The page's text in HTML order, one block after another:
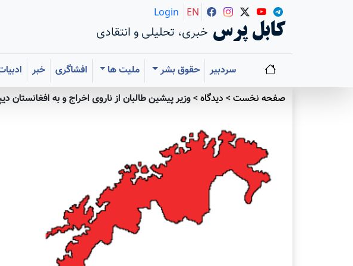
کابل پرس خبری، تحلیلی و انتقادی
Login EN
سردبیر حقوق بشر ملیت ها افشاگری خبر
صفحه نخست> دیدگاه>وزیر پیشین طالبان از ناروی اخراج و به افغانستان